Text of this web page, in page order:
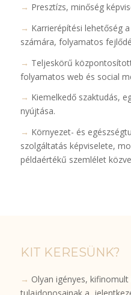
→ Presztízs, minőség
→ Karrierépítési lehetőség
számára, folyamatos
→ Teljeskörű
folyamatos web és social
→ Kiemelkedő szaktudás,
nyújtása.
→ Környezet- és
szolgáltatás képviselete,
példaértékű szemlélet
KIT KERESÜNK?
→ Olyan igényes,